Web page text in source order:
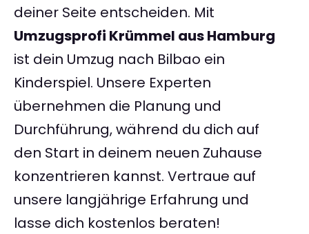
deiner Seite entscheiden. Mit
Umzugsprofi Krümmel aus Hamburg
ist dein Umzug nach Bilbao ein
Kinderspiel. Unsere Experten
übernehmen die Planung und
Durchführung, während du dich auf
den Start in deinem neuen Zuhause
konzentrieren kannst. Vertraue auf
unsere langjährige Erfahrung und
lasse dich kostenlos beraten!